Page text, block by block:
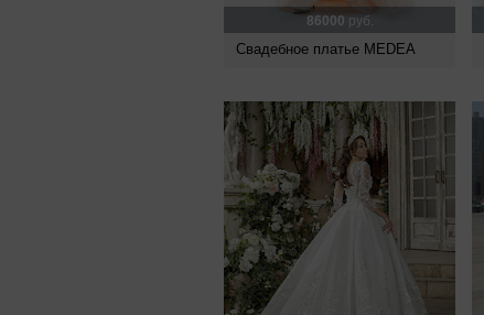
86000 руб.
Свадебное платье MEDEA